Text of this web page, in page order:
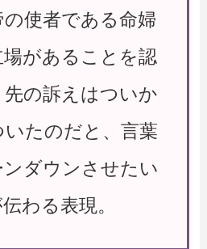
使者である命婦
があることを認
の訴えはついか
たのだと、言葉
ダウンさせたい
わる表現。